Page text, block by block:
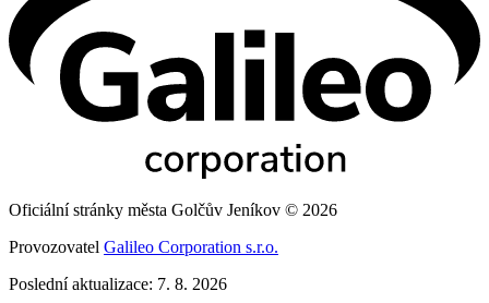
Oficiální stránky města Golčův Jeníkov © 2026
Provozovatel Galileo Corporation s.r.o.
Poslední aktualizace: 7. 8. 2026